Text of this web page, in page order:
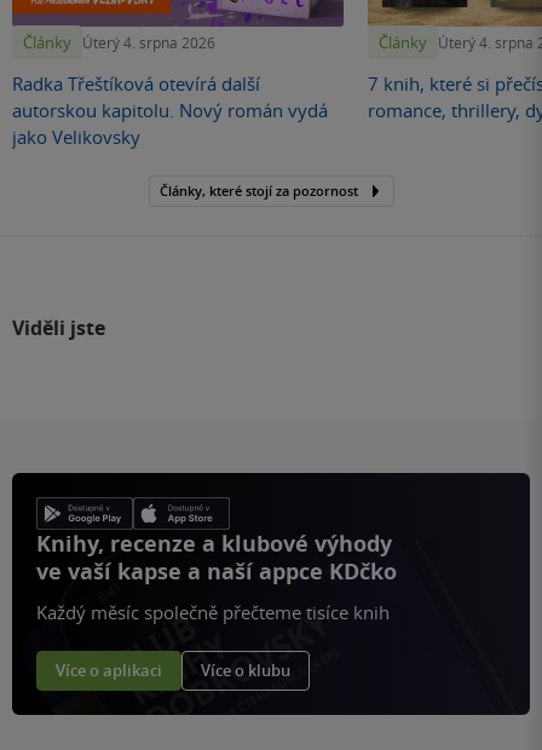
Články Úterý 4. srpna 2026
Radka Třeštíková otevírá další
autorskou kapitolu. Nový román vydá
jako Velikovsky
Články Úterý 4. srpna
7 knih, které si
romance, thrillery,
Články, které stojí za pozornost
Viděli jste
Knihy, recenze a klubové výhody
ve vaší kapse a naší appce KDčko
Každý měsíc společně přečteme tisíce knih
Více o aplikaci Více o klubu